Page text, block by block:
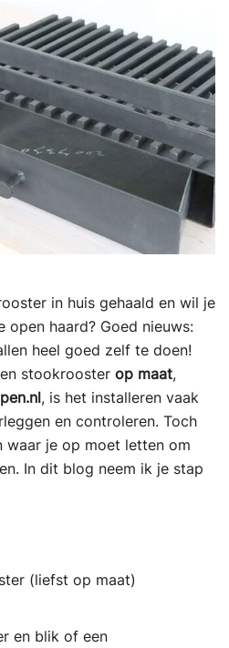
in huis gehaald en wil je
open haard? Goed nieuws:
heel goed zelf te doen!
stookrooster op maat,
, is het installeren vaak
en controleren. Toch
waar je op moet letten om
In dit blog neem ik je stap
(liefst op maat)
en blik of een